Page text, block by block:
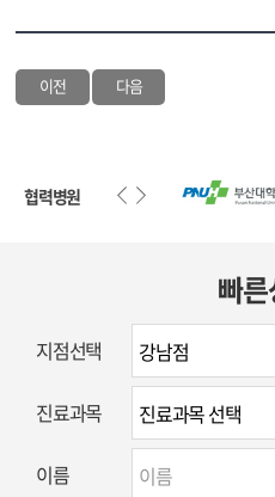
이전 다음
협력병원
빠
지점선택
진료과목
이름